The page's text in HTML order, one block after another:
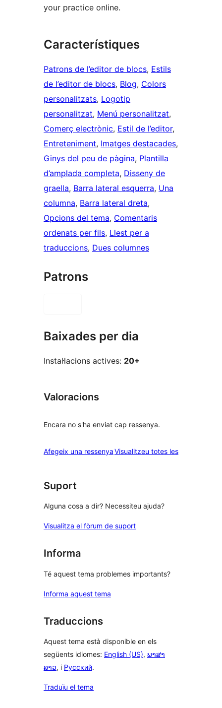
your practice online.
Característiques
Patrons de l’editor de blocs, Estils
de l’editor de blocs, Blog, Colors
personalitzats, Logotip
personalitzat, Menú personalitzat
Comerç electrònic, Estil de l’editor
Entreteniment, Imatges destacades
Ginys del peu de pàgina, Plantilla
d’amplada completa, Disseny de
graella, Barra lateral esquerra, Una
columna, Barra lateral dreta
Opcions del tema, Comentaris
ordenats per fils, Llest per a
traduccions, Dues columnes
Patrons
Baixades per dia
Instal·lacions actives: 20+
Valoracions
Encara no s'ha enviat cap ressenya.
Afegeix una ressenyaVisualitzeu totes lesressenyes
Suport
Alguna cosa a dir? Necessiteu ajuda?
Visualitza el fòrum de suport
Informa
Té aquest tema problemes importants?
Informa aquest tema
Traduccions
Aquest tema està disponible en els
següents idiomes: English (US), ພາສາ
ລາວ, i Русский.
Traduïu el tema